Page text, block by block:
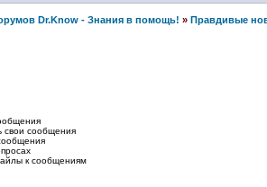
Dr.Know - Знания в помощь! » Правдивые
свои сообщения
к сообщениям